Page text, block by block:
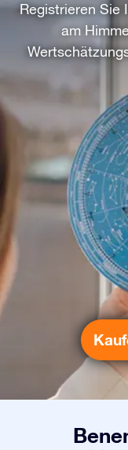
Registrieren Sie
am